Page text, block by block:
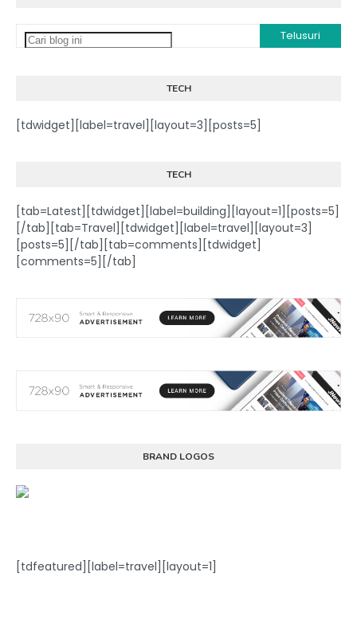
TECH
[tdwidget][label=travel][layout=3][posts=5]
TECH
[tab=Latest][tdwidget][label=building][layout=1][posts=5]
[/tab][tab=Travel][tdwidget][label=travel][layout=3]
[posts=5][/tab][tab=comments][tdwidget]
[comments=5][/tab]
BRAND LOGOS
[tdfeatured][label=travel][layout=1]